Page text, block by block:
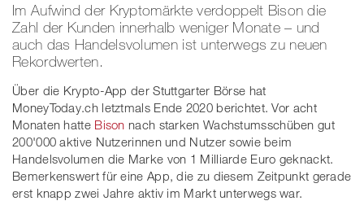
Im Aufwind der Kryptomärkte verdoppelt Bison die
Zahl der Kunden innerhalb weniger Monate – und
auch das Handelsvolumen ist unterwegs zu neuen
Rekordwerten.
Über die Krypto-App der Stuttgarter Börse hat
MoneyToday.ch letztmals Ende 2020 berichtet. Vor acht
Monaten hatte Bison nach starken Wachstumsschüben gut
200'000 aktive Nutzerinnen und Nutzer sowie beim
Handelsvolumen die Marke von 1 Milliarde Euro geknackt.
Bemerkenswert für eine App, die zu diesem Zeitpunkt gerade
erst knapp zwei Jahre aktiv im Markt unterwegs war.